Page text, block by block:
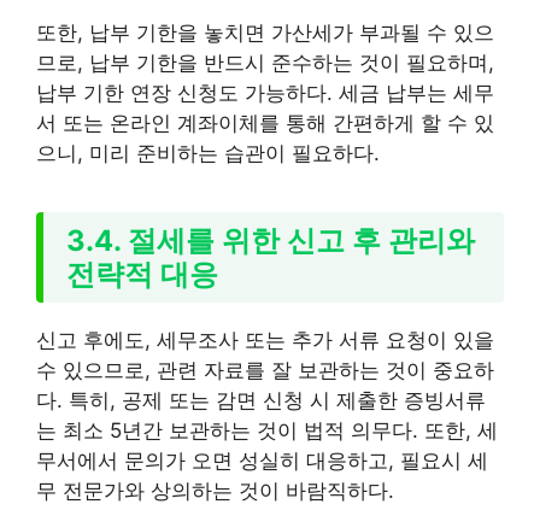
또한, 납부 기한을 놓치면 가산세가 부과될 수 있으
므로, 납부 기한을 반드시 준수하는 것이 필요하며,
납부 기한 연장 신청도 가능하다. 세금 납부는 세무
서 또는 온라인 계좌이체를 통해 간편하게 할 수 있
으니, 미리 준비하는 습관이 필요하다.
3.4. 절세를 위한 신고 후 관리와
전략적 대응
신고 후에도, 세무조사 또는 추가 서류 요청이 있을
수 있으므로, 관련 자료를 잘 보관하는 것이 중요하
다. 특히, 공제 또는 감면 신청 시 제출한 증빙서류
는 최소 5년간 보관하는 것이 법적 의무다. 또한, 세
무서에서 문의가 오면 성실히 대응하고, 필요시 세
무 전문가와 상의하는 것이 바람직하다.